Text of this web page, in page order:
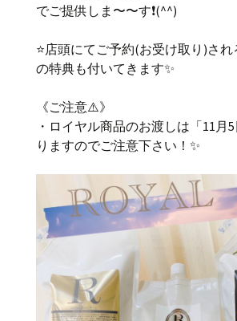
でご提供しま〜〜す❗️(^^)
⭐️店頭にてご予約(お受け取り)さ
の特典も付いてきます✨
《ご注意⚠️》
・ロイヤル商品のお渡しは「11月
りますのでご注意下さい！✨